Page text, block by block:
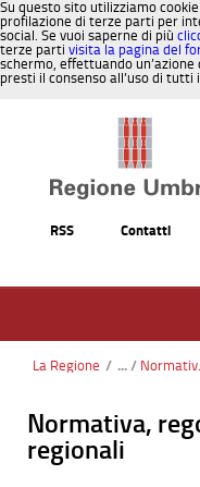
Su questo sito utilizziamo
profilazione di terze parti per
social. Se vuoi saperne di più
terze parti visita la pagina del
schermo, effettuando
presti il consenso all’uso di tutti
RSS Contatti
La Regione /
Normativa,
regionali